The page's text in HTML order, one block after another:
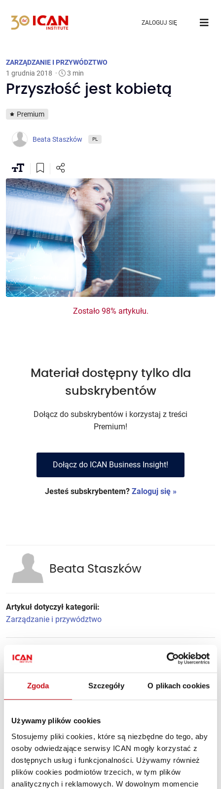
Zgoda Szczegóły O plikach cookies
Używamy plików cookies
Stosujemy pliki cookies, które są niezbędne do tego, aby
osoby odwiedzające serwisy ICAN mogły korzystać z
dostępnych usług i funkcjonalności. Używamy również
plików cookies podmiotów trzecich, w tym plików
analitycznych i reklamowych. W dowolnym momencie
ZALOGUJ SIĘ
ZARZĄDZANIE I PRZYWÓDZTWO
1 grudnia 2018 · 3 min
Przyszłość jest kobietą
Premium
Beata Staszków PL
Zostało 98% artykułu.
Materiał dostępny tylko dla
subskrybentów
Dołącz do subskrybentów i korzystaj z treści
Premium!
Dołącz do ICAN Business Insight!
Jesteś subskrybentem? Zaloguj się »
Beata Staszków
Artykuł dotyczył kategorii:
Zarządzanie i przywództwo
Polecane artykuły
Od panaceum do perpetuum mobile